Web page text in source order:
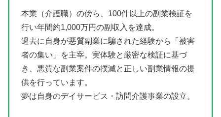
本業（介護職）の傍ら、100件以上の副業検証を
行い年間約1,000万円の副収入を達成。
過去に自身が悪質副業に騙された経験から「被害
者の集い」を主宰。実体験と厳密な検証に基づ
き、悪質な副業案件の撲滅と正しい副業情報の提
供を行っています。
夢は自身のデイサービス・訪問介護事業の設立。